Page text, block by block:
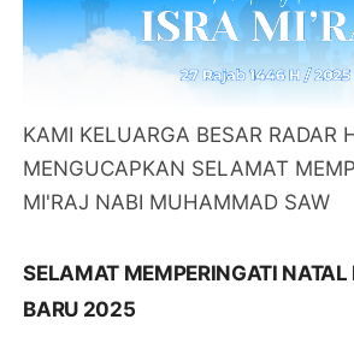
KAMI KELUARGA BESAR RADAR
MENGUCAPKAN SELAMAT
MI'RAJ NABI MUHAMMAD SAW
SELAMAT MEMPERINGATI NATAL
BARU 2025